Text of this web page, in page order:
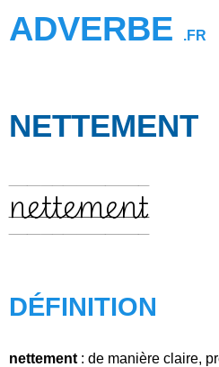
ADVERBE .FR
NETTEMENT
nettement
DÉFINITION
nettement : de manière claire,